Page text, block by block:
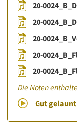
20-
20-
20-
20-
20-
Die Noten
Gut gelaunt